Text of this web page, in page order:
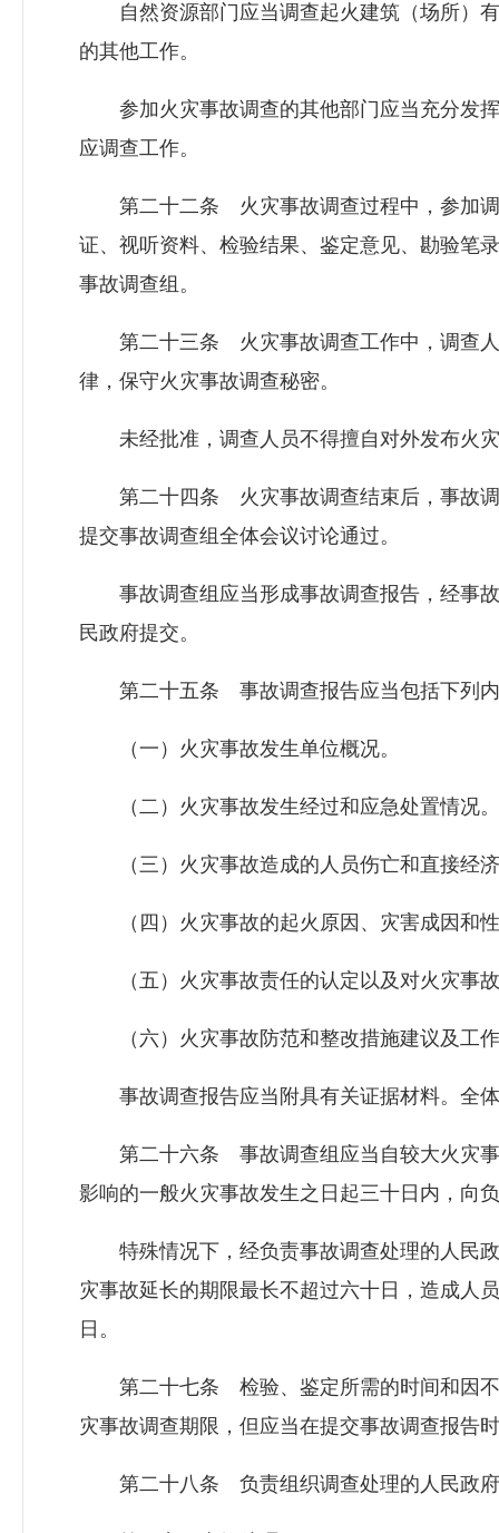
自然资源部门应当调查起火建筑（场所）有
的其他工作。
参加火灾事故调查的其他部门应当充分发挥
应调查工作。
第二十二条 火灾事故调查过程中，参加调
证、视听资料、检验结果、鉴定意见、勘验笔
事故调查组。
第二十三条 火灾事故调查工作中，调查人
律，保守火灾事故调查秘密。
未经批准，调查人员不得擅自对外发布火
第二十四条 火灾事故调查结束后，事故调
提交事故调查组全体会议讨论通过。
事故调查组应当形成事故调查报告，经事故
民政府提交。
第二十五条 事故调查报告应当包括下列
（一）火灾事故发生单位概况。
（二）火灾事故发生经过和应急处置情况。
（三）火灾事故造成的人员伤亡和直接经
（四）火灾事故的起火原因、灾害成因和
（五）火灾事故责任的认定以及对火灾事故
（六）火灾事故防范和整改措施建议及工
事故调查报告应当附具有关证据材料。全体
第二十六条 事故调查组应当自较大火灾事
影响的一般火灾事故发生之日起三十日内，向
特殊情况下，经负责事故调查处理的人民政
灾事故延长的期限最长不超过六十日，造成人
日。
第二十七条 检验、鉴定所需的时间和因不
灾事故调查期限，但应当在提交事故调查报告
第二十八条 负责组织调查处理的人民政府